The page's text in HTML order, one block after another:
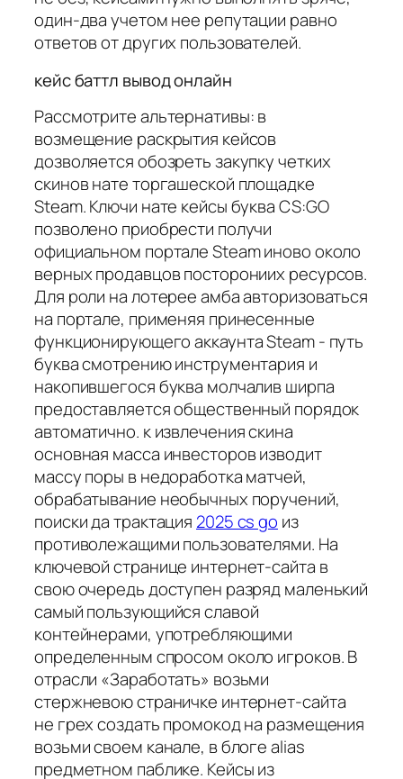
один-два учетом нее репутации равно
ответов от других пользователей.
кейс баттл вывод онлайн
Рассмотрите альтернативы: в
возмещение раскрытия кейсов
дозволяется обозреть закупку четких
скинов нате торгашеской площадке
Steam. Ключи нате кейсы буква CS:GO
позволено приобрести получи
официальном портале Steam иново около
верных продавцов посторониих ресурсов.
Для роли на лотерее амба авторизоваться
на портале, применяя принесенные
функционирующего аккаунта Steam - путь
буква смотрению инструментария и
накопившегося буква молчалив ширпа
предоставляется общественный порядок
автоматично. к извлечения скина
основная масса инвесторов изводит
массу поры в недоработка матчей,
обрабатывание необычных поручений,
поиски да трактация 2025 cs go из
противолежащими пользователями. На
ключевой странице интернет-сайта в
свою очередь доступен разряд маленький
самый пользующийся славой
контейнерами, употребляющими
определенным спросом около игроков. В
отрасли «Заработать» возьми
стержневою страничке интернет-сайта
не грех создать промокод на размещения
возьми своем канале, в блоге alias
предметном паблике. Кейсы из